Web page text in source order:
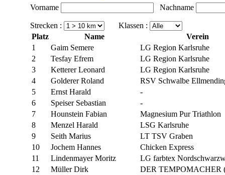
Vorname Nachname
Strecken :
Klassen :
Platz
Name
Verein
1
Gaim Semere
LG Region Karlsruhe
2
Tesfay Efrem
LG Region Karlsruhe
3
Ketterer Leonard
LG Region Karlsruhe
4
Golderer Roland
RSV Schwalbe
5
Ernst Harald
-
6
Speiser Sebastian
-
7
Hounstein Fabian
Magnesium Pur Triathlon
8
Menzel Harald
LSG Karlsruhe
9
Seith Marius
LT TSV Graben
10
Jochem Hannes
Chicken Express
11
Lindenmayer Moritz
LG farbtex
12
Müller Dirk
DER TEMPOMACHER